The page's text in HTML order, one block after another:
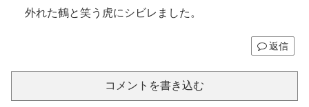
外れた鶴と笑う虎にシビレました。
返信
コメントを書き込む